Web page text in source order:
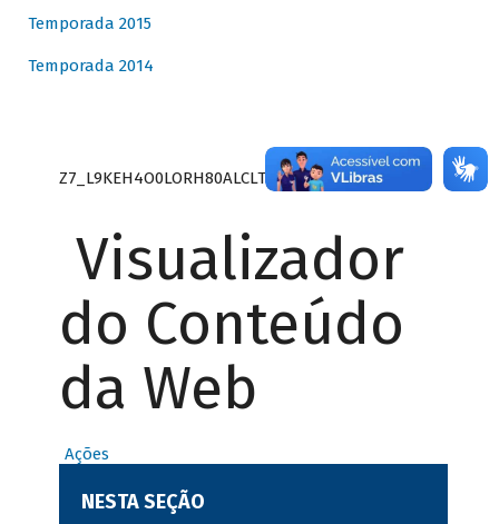
Temporada 2015
Temporada 2014
Z7_L9KEH4O0LORH80ALCLTPF80S27
Visualizador
do Conteúdo
da Web
Ações
NESTA SEÇÃO